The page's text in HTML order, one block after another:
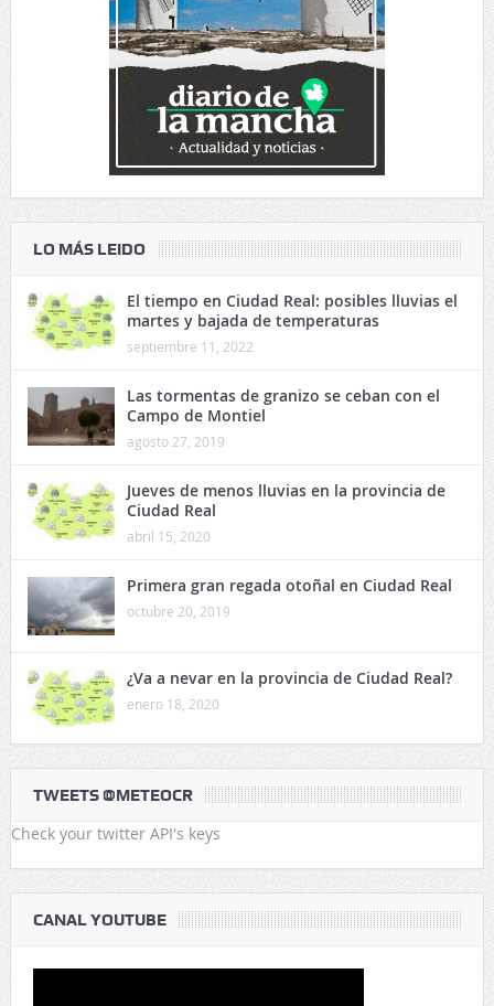
LO MÁS LEIDO
El tiempo en Ciudad Real: posibles lluvias el
martes y bajada de temperaturas
septiembre 11, 2022
Las tormentas de granizo se ceban con el
Campo de Montiel
agosto 27, 2019
Jueves de menos lluvias en la provincia de
Ciudad Real
abril 15, 2020
Primera gran regada otoñal en Ciudad Real
octubre 20, 2019
¿Va a nevar en la provincia de Ciudad Real?
enero 18, 2020
TWEETS @METEOCR
Check your twitter API's keys
CANAL YOUTUBE